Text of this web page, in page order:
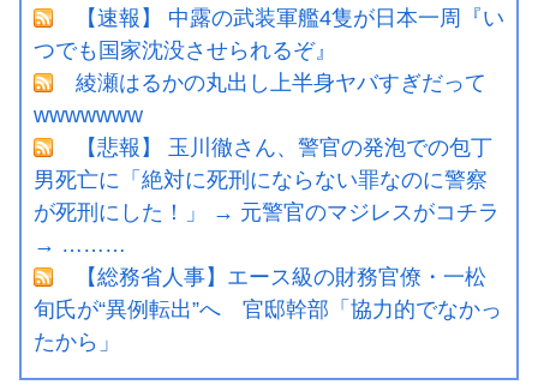
【速報】 中露の武装軍艦4隻が日本一周『い
つでも国家沈没させられるぞ』
綾瀬はるかの丸出し上半身ヤバすぎだって
wwwwwww
【悲報】 玉川徹さん、警官の発泡での包丁
男死亡に「絶対に死刑にならない罪なのに警察
が死刑にした！」 → 元警官のマジレスがコチラ
→ ………
【総務省人事】エース級の財務官僚・一松
旬氏が“異例転出”へ 官邸幹部「協力的でなかっ
たから」